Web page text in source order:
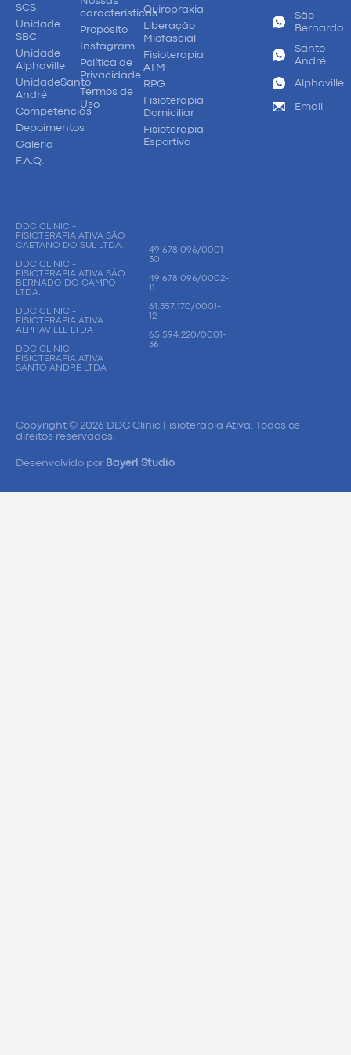
SCS
Unidade
SBC
Unidade
Alphaville
UnidadeSanto
André
Competências
Depoimentos
Galeria
F.A.Q.
características
Propósito
Instagram
Política de
Privacidade
Termos de
Uso
Quiropraxia
Liberação
Miofascial
Fisioterapia
ATM
RPG
Fisioterapia
Domiciliar
Fisioterapia
Esportiva
São
Bernardo
Santo
André
Alphaville
Email
DDC CLINIC -
FISIOTERAPIA ATIVA SÃO
CAETANO DO SUL LTDA.
DDC CLINIC -
FISIOTERAPIA ATIVA SÃO
BERNADO DO CAMPO
LTDA.
DDC CLINIC -
FISIOTERAPIA ATIVA
ALPHAVILLE LTDA
DDC CLINIC -
FISIOTERAPIA ATIVA
SANTO ANDRE LTDA
49.678.096/0001-
30.
49.678.096/0002-
11
61.357.170/0001-
12
65.594.220/0001-
36
Copyright © 2026 DDC Clinic Fisioterapia Ativa. Todos os
direitos reservados.
Desenvolvido por Bayerl Studio